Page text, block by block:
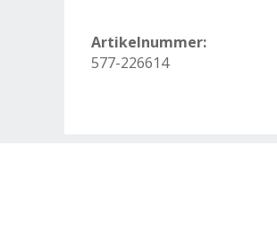
Artikelnummer:
577-226614